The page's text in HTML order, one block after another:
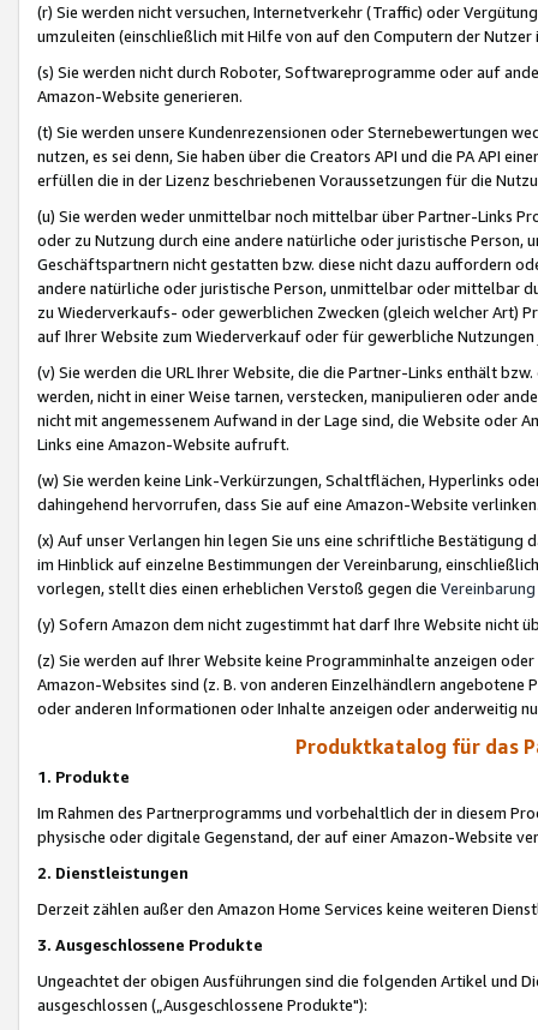
(r) Sie werden nicht versuchen, Internetverkehr (Traffic) oder
umzuleiten (einschließlich mit Hilfe von auf den Computern der
(s) Sie werden nicht durch Roboter, Softwareprogramme oder auf
Amazon-Website generieren.
(t) Sie werden unsere Kundenrezensionen oder Sternebewertungen
nutzen, es sei denn, Sie haben über die Creators API und die PA API
erfüllen die in der Lizenz beschriebenen Voraussetzungen für die
(u) Sie werden weder unmittelbar noch mittelbar über Partner-Links
oder zu Nutzung durch eine andere natürliche oder juristische
Geschäftspartnern nicht gestatten bzw. diese nicht dazu auffordern
andere natürliche oder juristische Person, unmittelbar oder mittelbar
zu Wiederverkaufs- oder gewerblichen Zwecken (gleich welcher Art)
auf Ihrer Website zum Wiederverkauf oder für gewerbliche
(v) Sie werden die URL Ihrer Website, die die Partner-Links enthält
werden, nicht in einer Weise tarnen, verstecken, manipulieren oder
nicht mit angemessenem Aufwand in der Lage sind, die Website oder
Links eine Amazon-Website aufruft.
(w) Sie werden keine Link-Verkürzungen, Schaltflächen, Hyperlinks
dahingehend hervorrufen, dass Sie auf eine Amazon-Website
(x) Auf unser Verlangen hin legen Sie uns eine schriftliche
im Hinblick auf einzelne Bestimmungen der Vereinbarung,
vorlegen, stellt dies einen erheblichen Verstoß gegen die Vereinbarung
(y) Sofern Amazon dem nicht zugestimmt hat darf Ihre Website nicht
(z) Sie werden auf Ihrer Website keine Programminhalte anzeigen
Amazon-Websites sind (z. B. von anderen Einzelhändlern
oder anderen Informationen oder Inhalte anzeigen oder anderweitig
Produktkatalog für das
1. Produkte
Im Rahmen des Partnerprogramms und vorbehaltlich der in diesem
physische oder digitale Gegenstand, der auf einer Amazon-Website
2. Dienstleistungen
Derzeit zählen außer den Amazon Home Services keine weiteren
3. Ausgeschlossene Produkte
Ungeachtet der obigen Ausführungen sind die folgenden Artikel und
ausgeschlossen („Ausgeschlossene Produkte"):